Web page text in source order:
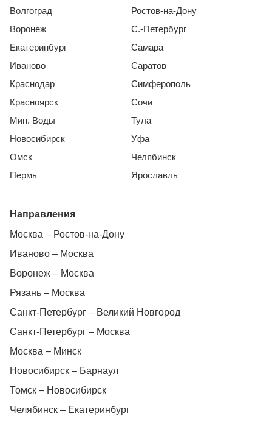
Волгоград
Воронеж
Екатеринбург
Иваново
Краснодар
Красноярск
Мин. Воды
Новосибирск
Омск
Пермь
Ростов-на-Дону
С.-Петербург
Самара
Саратов
Симферополь
Сочи
Тула
Уфа
Челябинск
Ярославль
Направления
Москва – Ростов-на-Дону
Иваново – Москва
Воронеж – Москва
Рязань – Москва
Санкт-Петербург – Великий Новгород
Санкт-Петербург – Москва
Москва – Минск
Новосибирск – Барнаул
Томск – Новосибирск
Челябинск – Екатеринбург